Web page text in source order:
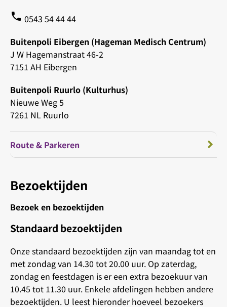
phone 0543 54 44 44
Buitenpoli Eibergen (Hageman Medisch Centrum)
J W Hagemanstraat 46-2
7151 AH Eibergen
Buitenpoli Ruurlo (Kulturhus)
Nieuwe Weg 5
7261 NL Ruurlo
Route & Parkeren
Bezoektijden
Bezoek en bezoektijden
Standaard bezoektijden
Onze standaard bezoektijden zijn van maandag tot en
met zondag van 14.30 tot 20.00 uur. Op zaterdag,
zondag en feestdagen is er een extra bezoekuur van
10.45 tot 11.30 uur. Enkele afdelingen hebben andere
bezoektijden. U leest hieronder hoeveel bezoekers